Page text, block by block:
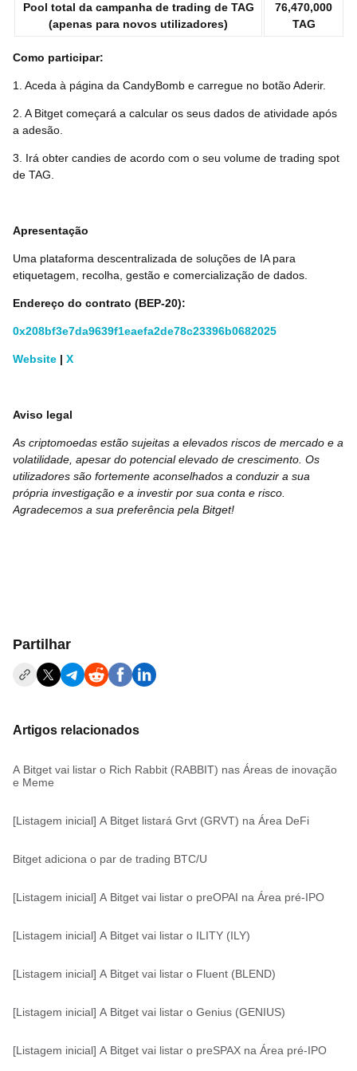
Pool total da campanha de trading de TAG
(apenas para novos utilizadores)
76,470,000
TAG
Como participar:
1. Aceda à página da CandyBomb e carregue no botão Aderir.
2. A Bitget começará a calcular os seus dados de atividade após
a adesão.
3. Irá obter candies de acordo com o seu volume de trading spot
de TAG.
Apresentação
Uma plataforma descentralizada de soluções de IA para
etiquetagem, recolha, gestão e comercialização de dados.
Endereço do contrato (BEP-20):
0x208bf3e7da9639f1eaefa2de78c23396b0682025
Website | X
Aviso legal
As criptomoedas estão sujeitas a elevados riscos de mercado e a
volatilidade, apesar do potencial elevado de crescimento. Os
utilizadores são fortemente aconselhados a conduzir a sua
própria investigação e a investir por sua conta e risco.
Agradecemos a sua preferência pela Bitget!
Partilhar
Artigos relacionados
A Bitget vai listar o Rich Rabbit (RABBIT) nas Áreas de inovação
e Meme
[Listagem inicial] A Bitget listará Grvt (GRVT) na Área DeFi
Bitget adiciona o par de trading BTC/U
[Listagem inicial] A Bitget vai listar o preOPAI na Área pré-IPO
[Listagem inicial] A Bitget vai listar o ILITY (ILY)
[Listagem inicial] A Bitget vai listar o Fluent (BLEND)
[Listagem inicial] A Bitget vai listar o Genius (GENIUS)
[Listagem inicial] A Bitget vai listar o preSPAX na Área pré-IPO